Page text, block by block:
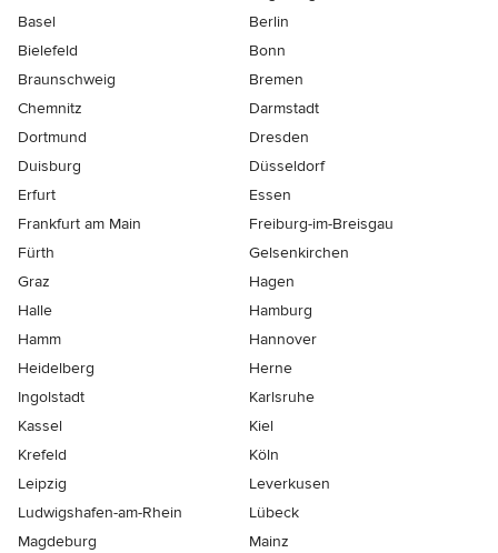
Basel
Berlin
Bielefeld
Bonn
Braunschweig
Bremen
Chemnitz
Darmstadt
Dortmund
Dresden
Duisburg
Düsseldorf
Erfurt
Essen
Frankfurt am Main
Freiburg-im-Breisgau
Fürth
Gelsenkirchen
Graz
Hagen
Halle
Hamburg
Hamm
Hannover
Heidelberg
Herne
Ingolstadt
Karlsruhe
Kassel
Kiel
Krefeld
Köln
Leipzig
Leverkusen
Ludwigshafen-am-Rhein
Lübeck
Magdeburg
Mainz